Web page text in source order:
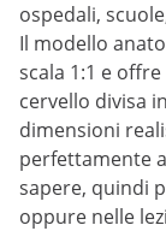
ospedali,
Il modello
scala 1:1 e
cervello divisa
dimensioni
perfettamente
sapere, quindi
oppure nelle